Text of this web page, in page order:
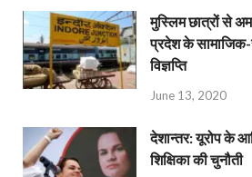
मुस्लिम छात्रों से
प्रदेश के
विज्ञप्ति
June 13, 2020
देशान्‍तर: यूरोप के
शिक्षिका की चुनौती